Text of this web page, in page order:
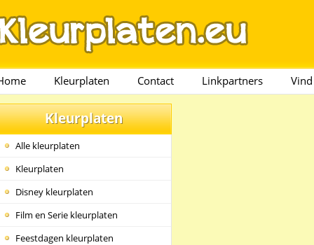
Kleurplaten Contact Linkpartners
Kleurplaten
Alle kleurplaten
Kleurplaten
Disney kleurplaten
Film en Serie kleurplaten
Feestdagen kleurplaten